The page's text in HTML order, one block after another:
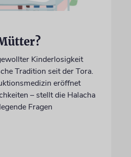
Kinderlosigkeit
Tradition seit der Tora.
eröffnet
– stellt die Halacha
Fragen